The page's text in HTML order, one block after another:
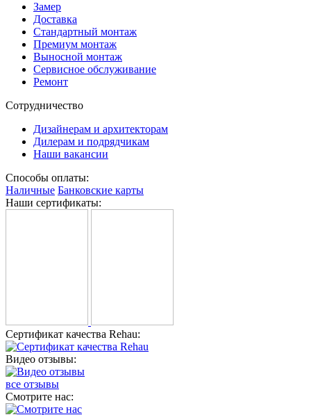
Замер
Доставка
Стандартный монтаж
Премиум монтаж
Выносной монтаж
Сервисное обслуживание
Ремонт
Сотрудничество
Дизайнерам и архитекторам
Дилерам и подрядчикам
Наши вакансии
Способы оплаты:
Наличные Банковские карты
Наши сертификаты:
Сертификат качества Rehau:
Видео отзывы:
все отзывы
Смотрите нас: